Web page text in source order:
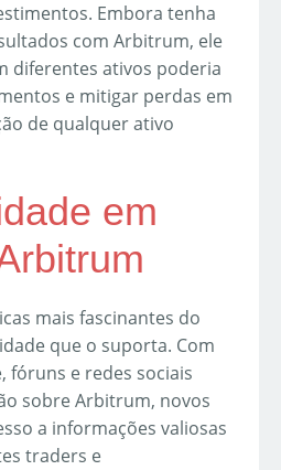
Embora tenha
com Arbitrum, ele
diferentes ativos poderia
e mitigar perdas em
de qualquer ativo
em
mais fascinantes do
que o suporta. Com
fóruns e redes sociais
sobre Arbitrum, novos
a informações valiosas
traders e